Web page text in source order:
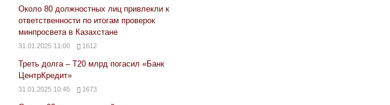
Около 80 должностных лиц привлекли к
ответственности по итогам проверок
минпросвета в Казахстане
31.01.2025 11:00 1612
Треть долга – Т20 млрд погасил «Банк
ЦентрКредит»
31.01.2025 10:45 1673